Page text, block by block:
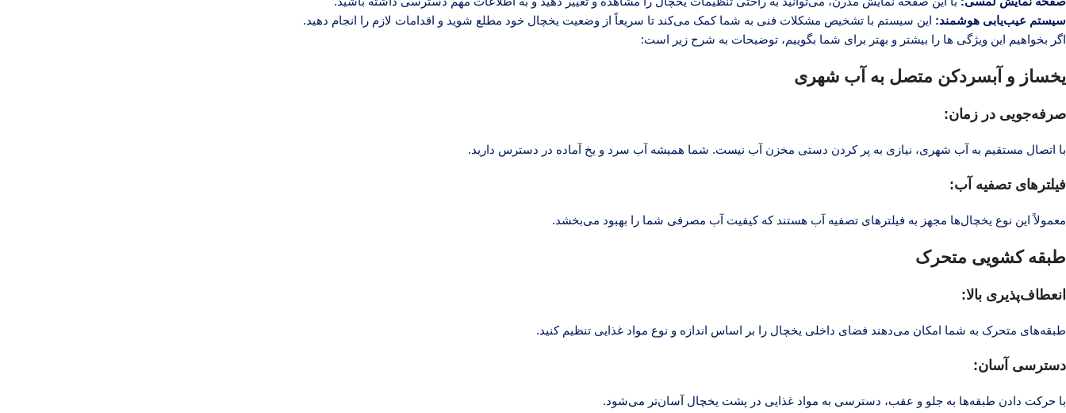
سیستم عیب‌یابی هوشمند: این سیستم با تشخیص مشکلات فنی به شما کمک می‌کند تا سریعاً از وضعیت یخچال خود مطلع شوید و اقدامات لازم را انجام دهید.
اگر بخواهیم این ویژگی ها را بیشتر و بهتر برای شما بگوییم، توضیحات به شرح زیر است:
یخساز و آبسردکن متصل به آب شهری
صرفه‌جویی در زمان:
با اتصال مستقیم به آب شهری، نیازی به پر کردن دستی مخزن آب نیست. شما همیشه آب سرد و یخ آماده در دسترس دارید.
فیلترهای تصفیه آب:
معمولاً این نوع یخچال‌ها مجهز به فیلترهای تصفیه آب هستند که کیفیت آب مصرفی شما را بهبود می‌بخشد.
طبقه کشویی متحرک
انعطاف‌پذیری بالا:
طبقه‌های متحرک به شما امکان می‌دهند فضای داخلی یخچال را بر اساس اندازه و نوع مواد غذایی تنظیم کنید.
دسترسی آسان:
با حرکت دادن طبقه‌ها به جلو و عقب، دسترسی به مواد غذایی در پشت یخچال آسان‌تر می‌شود.